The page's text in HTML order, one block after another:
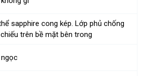
sapphire cong kép. Lớp phủ chống
trên bề mặt bên trong